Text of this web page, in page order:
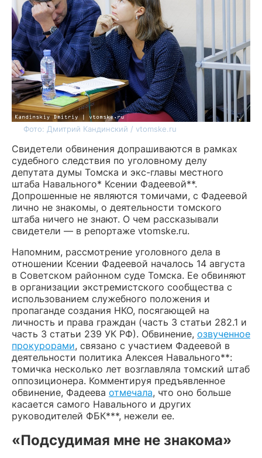
Фото: Дмитрий Кандинский / vtomske.ru
Свидетели обвинения допрашиваются в рамках
судебного следствия по уголовному делу
депутата думы Томска и экс-главы местного
штаба Навального* Ксении Фадеевой**.
Допрошенные не являются томичами, с Фадеевой
лично не знакомы, о деятельности томского
штаба ничего не знают. О чем рассказывали
свидетели — в репортаже vtomske.ru.
Напомним, рассмотрение уголовного дела в
отношении Ксении Фадеевой началось 14 августа
в Советском районном суде Томска. Ее обвиняют
в организации экстремистского сообщества с
использованием служебного положения и
пропаганде создания НКО, посягающей на
личность и права граждан (часть 3 статьи 282.1 и
часть 3 статьи 239 УК РФ). Обвинение, озвученное
прокурорами, связано с участием Фадеевой в
деятельности политика Алексея Навального**:
томичка несколько лет возглавляла томский штаб
оппозиционера. Комментируя предъявленное
обвинение, Фадеева отмечала, что оно больше
касается самого Навального и других
руководителей ФБК***, нежели ее.
«Подсудимая мне не знакома»